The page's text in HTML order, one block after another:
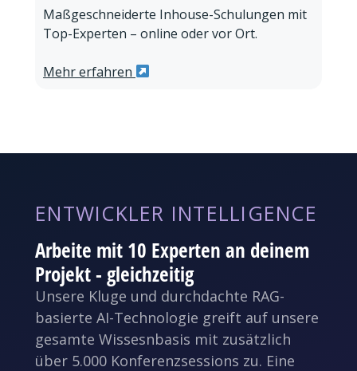
Maßgeschneiderte Inhouse-Schulungen mit
Top-Experten – online oder vor Ort.
Mehr erfahren
ENTWICKLER INTELLIGENCE
Arbeite mit 10 Experten an deinem
Projekt - gleichzeitig
Unsere Kluge und durchdachte RAG-
basierte AI-Technologie greift auf unsere
gesamte Wissesnbasis mit zusätzlich
über 5.000 Konferenzsessions zu. Eine